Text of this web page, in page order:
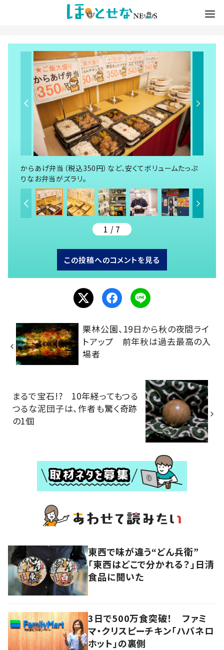
からあげ弁当（税込350円）など、安くてボリュームたっぷ
りなお弁当がズラリ。
1 / 7
この投稿へのコメントを見る
栗林公園、19日から秋の夜間ライ
トアップ 前年秋は過去最高の入
場者
まるで宝石!? 10年経ってもつる
つるな泥団子は、作者も驚く奇跡
の1個
東西で味が違う“どん兵衛”
「東西はどこで分かれる？」日清
食品に聞いた
3日で500万食突破！ ファミ
マ・クリスピーチキン「ハバネロ
ホット」の裏側